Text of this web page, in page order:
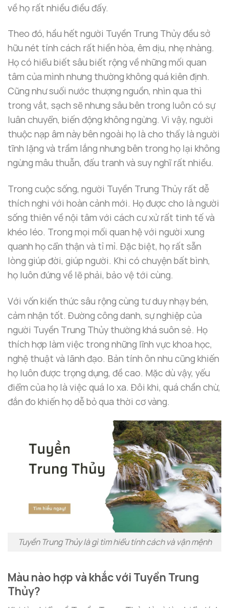
về họ rất nhiều điều đấy.
Theo đó, hầu hết người Tuyền Trung Thủy đều sở
hữu nét tính cách rất hiền hòa, êm dịu, nhẹ nhàng.
Họ có hiểu biết sâu biết rộng về những mối quan
tâm của mình nhưng thường không quá kiên định.
Cũng như suối nước thượng nguồn, nhìn qua thì
trong vắt, sạch sẽ nhưng sâu bên trong luôn có sự
luân chuyển, biến động không ngừng. Vì vậy, người
thuộc nạp âm này bên ngoài họ là cho thấy là người
tĩnh lặng và trầm lắng nhưng bên trong họ lại không
ngừng mâu thuẫn, đấu tranh và suy nghĩ rất nhiều.
Trong cuộc sống, người Tuyền Trung Thủy rất dễ
thích nghi với hoàn cảnh mới. Họ được cho là người
sống thiên về nội tâm với cách cư xử rất tinh tế và
khéo léo. Trong mọi mối quan hệ với người xung
quanh họ cẩn thận và tỉ mỉ. Đặc biệt, họ rất sẵn
lòng giúp đời, giúp người. Khi có chuyện bất bình,
họ luôn đứng về lẽ phải, bảo vệ tới cùng.
Với vốn kiến thức sâu rộng cùng tư duy nhạy bén,
cảm nhận tốt. Đường công danh, sự nghiệp của
người Tuyền Trung Thủy thường khá suôn sẻ. Họ
thích hợp làm việc trong những lĩnh vực khoa học,
nghệ thuật và lãnh đạo. Bản tính ôn nhu cũng khiến
họ luôn được trọng dụng, đề cao. Mặc dù vậy, yếu
điểm của họ là việc quá lo xa. Đôi khi, quá chần chừ,
đắn đo khiến họ dễ bỏ qua thời cơ vàng.
Tuyền Trung Thủy là gì tìm hiểu tính cách và vận mệnh
Màu nào hợp và khắc với Tuyền Trung
Thủy?